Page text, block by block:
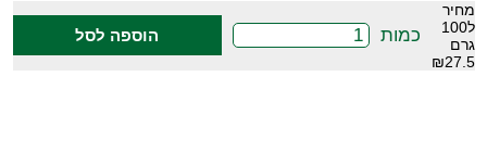
מחיר
ל100
גרם
₪27.5
כמות הוספה לסל